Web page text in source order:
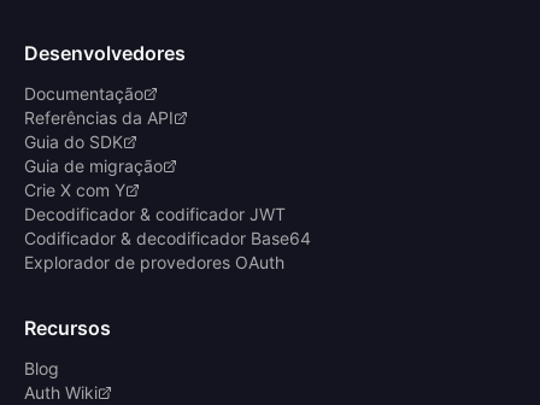
Desenvolvedores
Documentação
Referências da API
Guia do SDK
Guia de migração
Crie X com Y
Decodificador & codificador JWT
Codificador & decodificador Base64
Explorador de provedores OAuth
Recursos
Blog
Auth Wiki